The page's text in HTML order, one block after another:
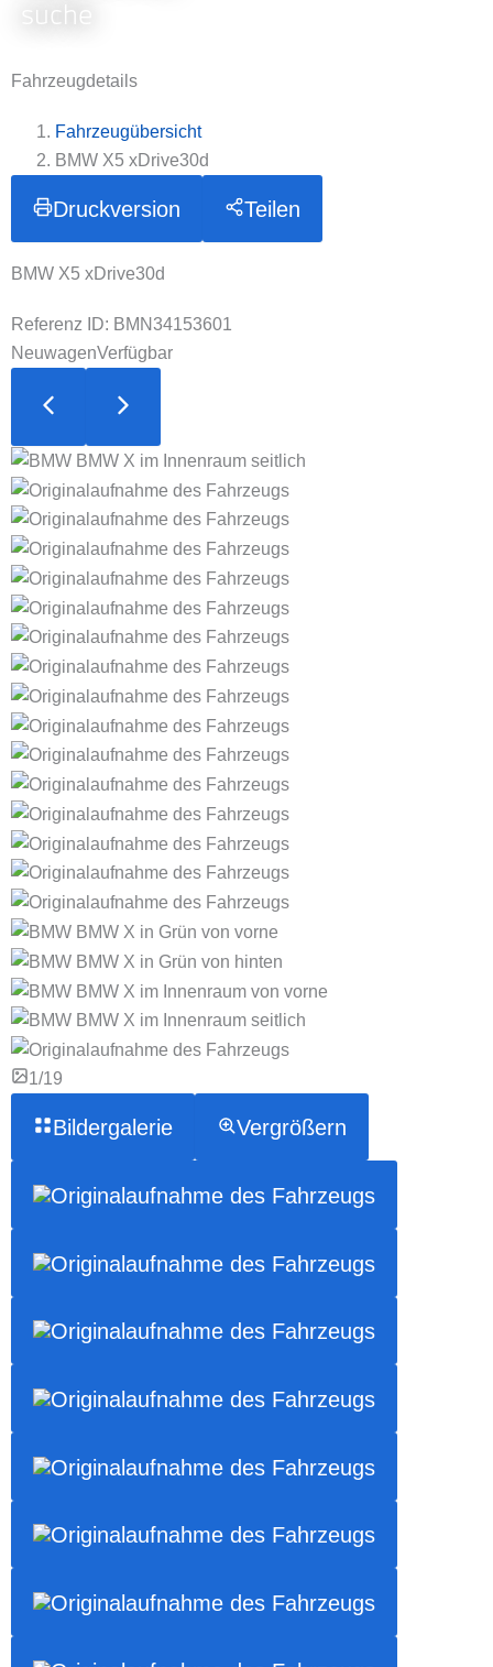
suche
Fahrzeugdetails
Fahrzeugübersicht
BMW X5 xDrive30d
Druckversion Teilen
BMW X5 xDrive30d
Referenz ID: BMN34153601
NeuwagenVerfügbar
1/19
Bildergalerie Vergrößern